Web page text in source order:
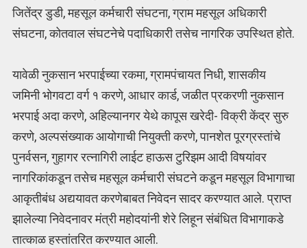
जितेंद्र डुडी, महसूल कर्मचारी संघटना, ग्राम महसूल अधिकारी
संघटना, कोतवाल संघटनेचे पदाधिकारी तसेच नागरिक उपस्थित होते.
यावेळी नुकसान भरपाईच्या रकमा, ग्रामपंचायत निधी, शासकीय
जमिनी भोगवटा वर्ग १ करणे, आधार कार्ड, जळीत प्रकरणी नुकसान
भरपाई अदा करणे, अहिल्यानगर येथे कापूस खरेदी- विक्री केंद्र सुरु
करणे, अल्पसंख्याक आयोगाची नियुक्ती करणे, पानशेत पूरग्रस्तांचे
पुनर्वसन, गुहागर रत्नागिरी लाईट हाऊस टुरिझम आदी विषयांवर
नागरिकांकडून तसेच महसूल कर्मचारी संघटने कडून महसूल विभागाचा
आकृतीबंध अद्ययावत करणेबाबत निवेदन सादर करण्यात आले. प्राप्त
झालेल्या निवेदनावर मंत्री महोदयांनी शेरे लिहून संबंधित विभागाकडे
तात्काळ हस्तांतरित करण्यात आली.